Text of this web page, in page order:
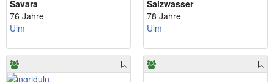
Savara
76 Jahre
Ulm
Salzwasser
78 Jahre
Ulm